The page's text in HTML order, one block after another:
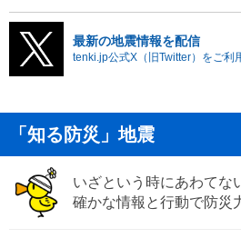
最新の地震情報を配信
tenki.jp公式X（旧Twitter）をご利
「知る防災」地震
いざという時にあわてな
確かな情報と行動で防災